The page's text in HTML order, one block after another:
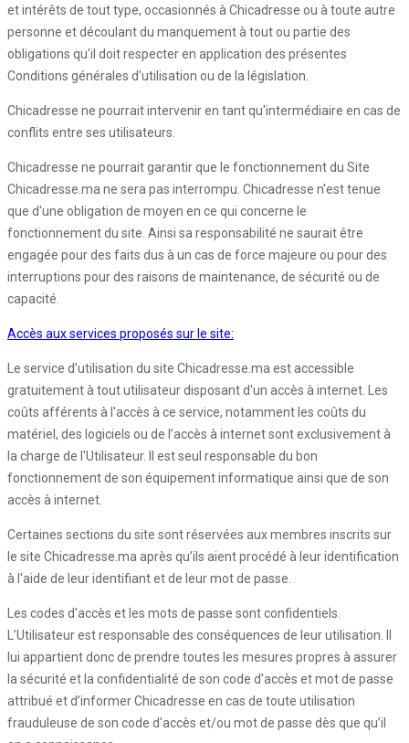
et intérêts de tout type, occasionnés à Chicadresse ou à toute autre
personne et découlant du manquement à tout ou partie des
obligations qu'il doit respecter en application des présentes
Conditions générales d'utilisation ou de la législation.
Chicadresse ne pourrait intervenir en tant qu'intermédiaire en cas de
conflits entre ses utilisateurs.
Chicadresse ne pourrait garantir que le fonctionnement du Site
Chicadresse.ma ne sera pas interrompu. Chicadresse n'est tenue
que d'une obligation de moyen en ce qui concerne le
fonctionnement du site. Ainsi sa responsabilité ne saurait être
engagée pour des faits dus à un cas de force majeure ou pour des
interruptions pour des raisons de maintenance, de sécurité ou de
capacité.
Accès aux services proposés sur le site:
Le service d’utilisation du site Chicadresse.ma est accessible
gratuitement à tout utilisateur disposant d'un accès à internet. Les
coûts afférents à l'accès à ce service, notamment les coûts du
matériel, des logiciels ou de l’accès à internet sont exclusivement à
la charge de l'Utilisateur. Il est seul responsable du bon
fonctionnement de son équipement informatique ainsi que de son
accès à internet.
Certaines sections du site sont réservées aux membres inscrits sur
le site Chicadresse.ma après qu’ils aient procédé à leur identification
à l'aide de leur identifiant et de leur mot de passe.
Les codes d'accès et les mots de passe sont confidentiels.
L’Utilisateur est responsable des conséquences de leur utilisation. Il
lui appartient donc de prendre toutes les mesures propres à assurer
la sécurité et la confidentialité de son code d'accès et mot de passe
attribué et d’informer Chicadresse en cas de toute utilisation
frauduleuse de son code d'accès et/ou mot de passe dès que qu’il